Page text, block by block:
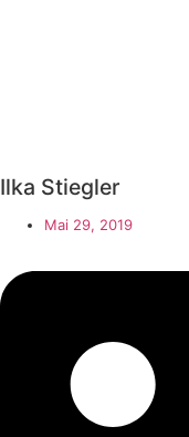
Ilka Stiegler
Mai 29, 2019